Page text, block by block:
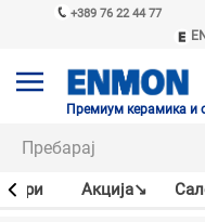
+389 76 22 44 77
Премиум керамика и
Акцијa↘